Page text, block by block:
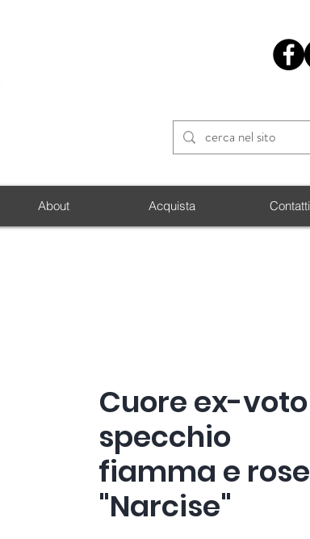
About Acquista Contatti
Cuore ex-voto
specchio
fiamma e rose
"Narcise"